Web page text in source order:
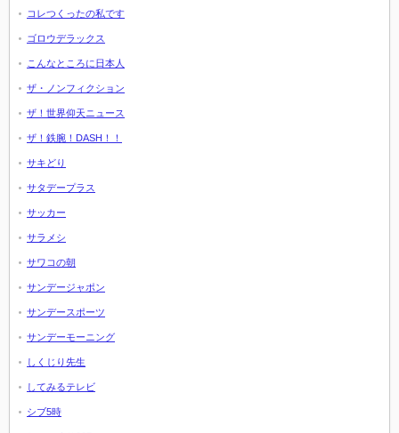
コレつくったの私です
ゴロウデラックス
こんなところに日本人
ザ・ノンフィクション
ザ！世界仰天ニュース
ザ！鉄腕！DASH！！
サキどり
サタデープラス
サッカー
サラメシ
サワコの朝
サンデージャポン
サンデースポーツ
サンデーモーニング
しくじり先生
してみるテレビ
シブ5時